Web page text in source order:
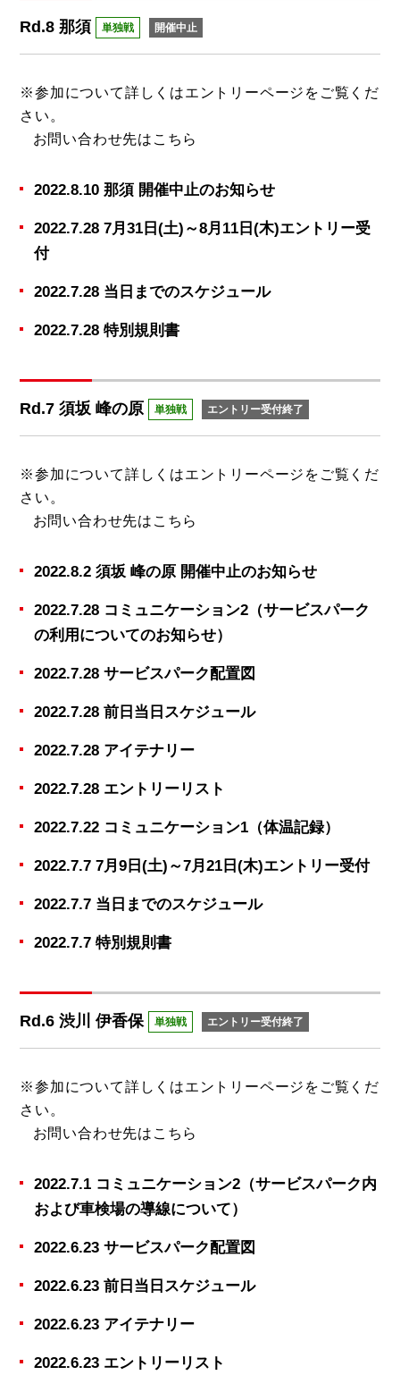
Rd.8 那須 単独戦 開催中止
※参加について詳しくはエントリーページ をご覧くだ
さい。
お問い合わせ先は こちら
2022.8.10 那須 開催中止のお知らせ
2022.7.28 7月31日(土)～8月11日(木)エントリー受
付
2022.7.28 当日までのスケジュール
2022.7.28 特別規則書
Rd.7 須坂 峰の原 単独戦 エントリー受付終了
※参加について詳しくはエントリーページ をご覧くだ
さい。
お問い合わせ先は こちら
2022.8.2 須坂 峰の原 開催中止のお知らせ
2022.7.28 コミュニケーション2（サービスパーク
の利用についてのお知らせ）
2022.7.28 サービスパーク配置図
2022.7.28 前日当日スケジュール
2022.7.28 アイテナリー
2022.7.28 エントリーリスト
2022.7.22 コミュニケーション1（体温記録）
2022.7.7 7月9日(土)～7月21日(木)エントリー受付
2022.7.7 当日までのスケジュール
2022.7.7 特別規則書
Rd.6 渋川 伊香保 単独戦 エントリー受付終了
※参加について詳しくはエントリーページ をご覧くだ
さい。
お問い合わせ先は こちら
2022.7.1 コミュニケーション2（サービスパーク内
および車検場の導線について）
2022.6.23 サービスパーク配置図
2022.6.23 前日当日スケジュール
2022.6.23 アイテナリー
2022.6.23 エントリーリスト